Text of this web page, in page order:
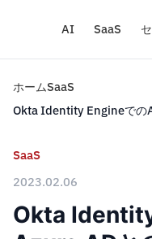
AI SaaS
ホームSaaS
Okta Identity Engineでの
SaaS
2023.02.06
Okta